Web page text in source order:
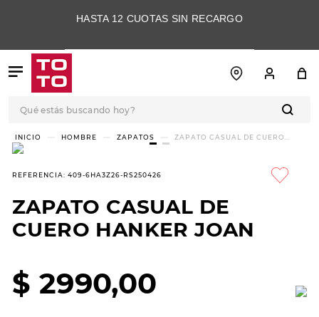
HASTA 12 CUOTAS SIN RECARGO
HOMBRE ZAPATOS
ZAPATO CASUAL DE CUERO
REFERENCIA: 409-6HA3Z26-RS250426
ZAPATO CASUAL DE
CUERO HANKER JOAN
$ 2990,00
TÉRMINOS MÁS
BUSCADOS
3.
skechers slip-ins